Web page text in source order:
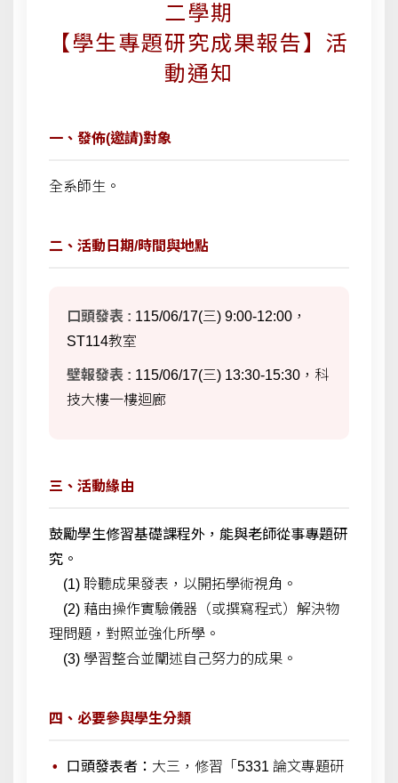
二學期
【學生專題研究成果報告】活
動通知
一、發佈(邀請)對象
全系師生。
二、活動日期/時間與地點
口頭發表 : 115/06/17(三) 9:00-12:00，
ST114教室
壁報發表 : 115/06/17(三) 13:30-15:30，科
技大樓一樓迴廊
三、活動緣由
鼓勵學生修習基礎課程外，能與老師從事專題研
究。
(1) 聆聽成果發表，以開拓學術視角。
(2) 藉由操作實驗儀器（或撰寫程式）解決物
理問題，對照並強化所學。
(3) 學習整合並闡述自己努力的成果。
四、必要參與學生分類
口頭發表者： 大三，修習「5331 論文專題研